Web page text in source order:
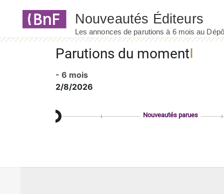
Parutions du moment
- 6 mois
2/8/2026
Nouveautés parues